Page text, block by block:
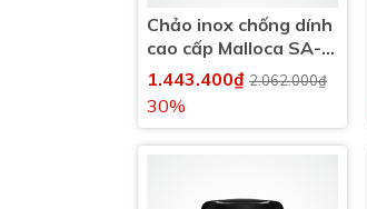
Chảo inox chống dính
cao cấp Malloca SA-
02 sử dụng tất cả các
loại bếp
1.443.400₫ 2.062.000₫
30%